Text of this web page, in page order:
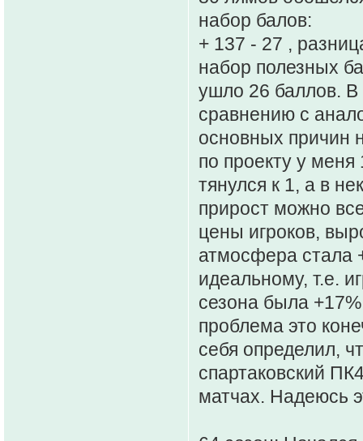
набор балов:
+ 137 - 27 ,
набор полезных
ушло 26 баллов. В
сравнению с
основных причин
по проекту у
тянулся к 1, а в
прирост можно
цены игроков,
атмосфера стала
идеальному, т.е.
сезона была
проблема это
себя определил,
спартаковский
матчах. Надеюсь